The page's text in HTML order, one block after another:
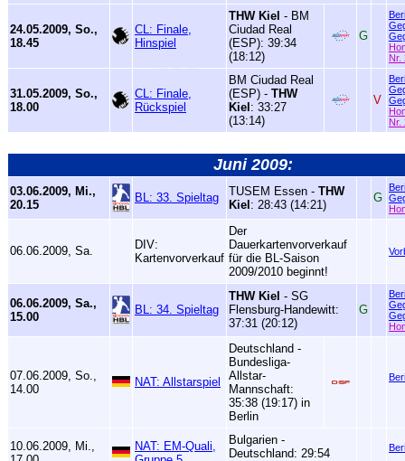
24.05.2009, So.,
18.45
CL: Finale,
Hinspiel
THW Kiel - BM
Ciudad Real
(ESP): 39:34
(18:12)
G
Nr.
31.05.2009, So.,
18.00
CL: Finale,
Rückspiel
BM Ciudad Real
(ESP) - THW
Kiel : 33:27
(13:14)
V
Nr.
Juni 2009:
03.06.2009, Mi.,
20.15
BL: 33. Spieltag TUSEM Essen - THW
Kiel : 28:43 (14:21)
G
06.06.2009, Sa.
DIV:
Kartenvorverkauf
Der
Dauerkartenvorverkauf
für die BL-Saison
2009/2010 beginnt!
06.06.2009, Sa.,
15.00
BL: 34. Spieltag
THW Kiel - SG
Flensburg-Handewitt:
37:31 (20:12)
G
07.06.2009, So.,
14.00
NAT: Allstarspiel
Deutschland -
Bundesliga-
Allstar-
Mannschaft:
35:38 (19:17) in
Berlin
10.06.2009, Mi.,
NAT: EM-Quali,
Bulgarien -
Deutschland: 29:54